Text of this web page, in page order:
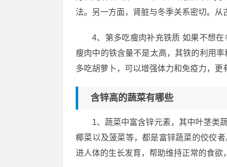
法。另一方面，肾脏与冬季关系密切。从
4、第多吃瘦肉补充铁质 如果不想
瘦肉中的铁含量不是太高，其铁的利用
多吃胡萝卜，可以增强体力和免疫力，更
含锌高的蔬菜有哪些
1、蔬菜中富含锌元素，其中叶茎类
椰菜以及菠菜等，都是富锌蔬菜的佼佼
进人体的生长发育，帮助维持正常的食欲